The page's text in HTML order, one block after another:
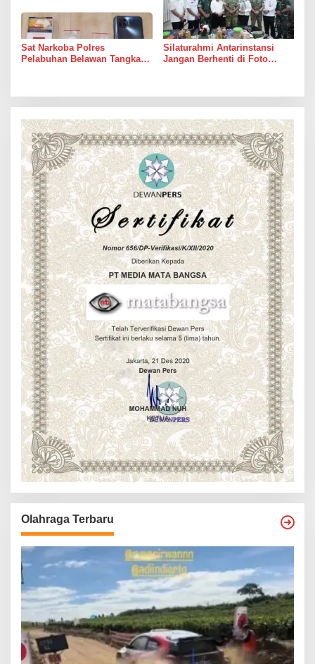
Sat Narkoba Polres
Pelabuhan Belawan Tangkap
Silaturahmi Antarinstansi
Jangan Berhenti di Foto
Olahraga Terbaru